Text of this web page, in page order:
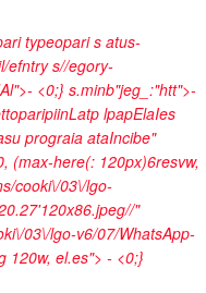
typeopari s atus-
efntry s//egory-
<0;} s.minb"jeg_:"htt">-
lpapElaIes
prograia ataIncibe"
(max-here(: 120px)6resvw,
cooki\/03\/lgo-
"
03\/lgo-v6/07/WhatsApp-
120w, el.es"> - <0;}